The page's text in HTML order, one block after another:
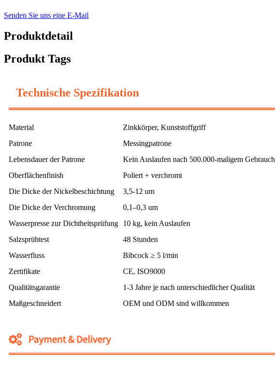
Senden Sie uns eine E-Mail
Produktdetail
Produkt Tags
Technische Spezifikation
Material
Zinkkörper, Kunststoffgriff
Patrone
Messingpatrone
Lebensdauer der Patrone
Kein Auslaufen nach 500.000-maligem Gebrauch
Oberflächenfinish
Poliert + verchromt
Die Dicke der Nickelbeschichtung
3,5-12 um
Die Dicke der Verchromung
0,1–0,3 um
Wasserpresse zur Dichtheitsprüfung
10 kg, kein Auslaufen
Salzsprühtest
48 Stunden
Wasserfluss
Bibcock ≥ 5 l/min
Zertifikate
CE, ISO9000
Qualitätsgarantie
1-3 Jahre je nach unterschiedlicher Qualität
Maßgeschneidert
OEM und ODM sind willkommen